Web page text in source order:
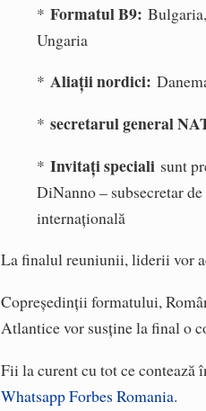
*Formatul B9:
Ungaria
*Aliații nordici:
*secretarul general
*Invitați speciali sunt
DiNanno – subsecretar
internațională
La finalul reuniunii, liderii vor
Copreședinții formatului,
Atlantice vor susține la final o
Fii la curent cu tot ce contează
Whatsapp Forbes Romania.